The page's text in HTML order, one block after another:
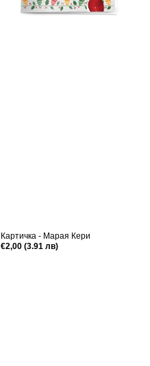
Картичка - Марая Кери
Редовна
€2,00 (3.91 лв)